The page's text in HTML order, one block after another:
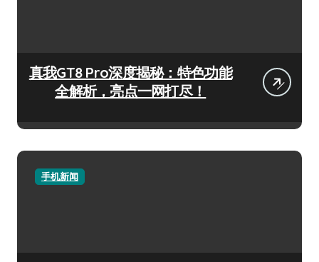
真我GT8 Pro深度揭秘：特色功能
全解析，亮点一网打尽！
手机新闻